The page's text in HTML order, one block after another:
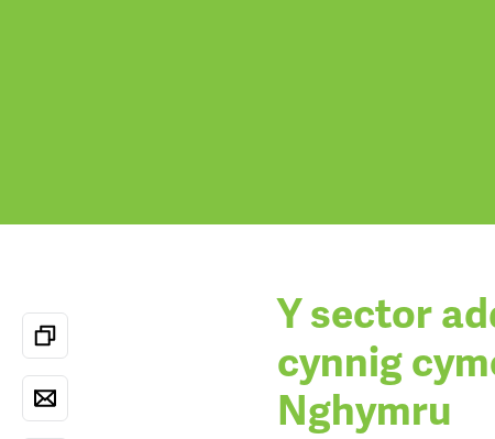
Y sector
cynnig
Nghymru